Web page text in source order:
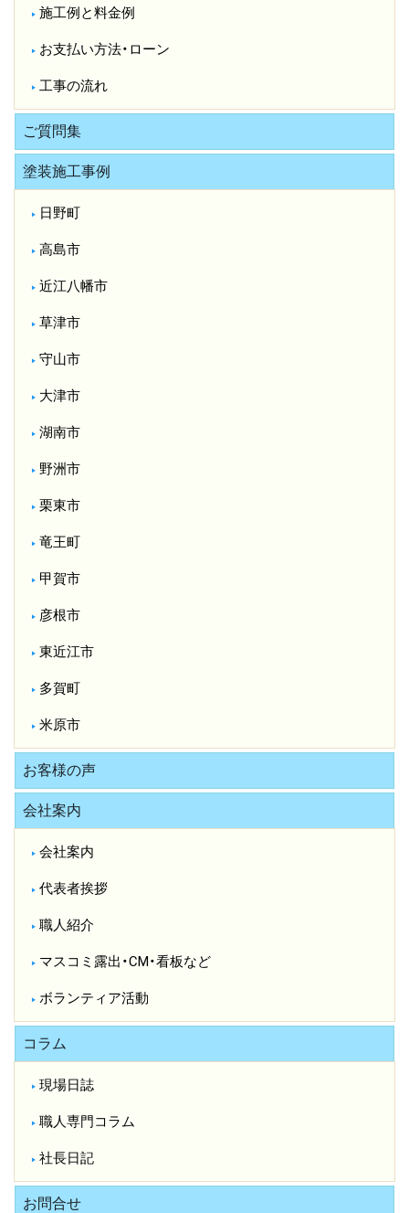
施工例と料金例
お支払い方法・ローン
工事の流れ
ご質問集
塗装施工事例
日野町
高島市
近江八幡市
草津市
守山市
大津市
湖南市
野洲市
栗東市
竜王町
甲賀市
彦根市
東近江市
多賀町
米原市
お客様の声
会社案内
会社案内
代表者挨拶
職人紹介
マスコミ露出・CM・看板など
ボランティア活動
コラム
現場日誌
職人専門コラム
社長日記
お問合せ